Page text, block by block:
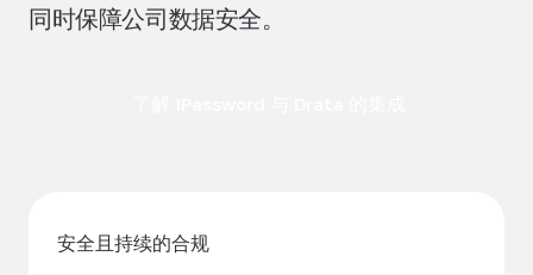
同时保障公司数据安全。
安全且持续的合规